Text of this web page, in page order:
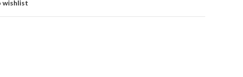
wishlist